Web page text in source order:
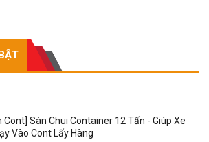
Cont] Sàn Chui Container 12 Tấn - Giúp Xe
Vào Cont Lấy Hàng